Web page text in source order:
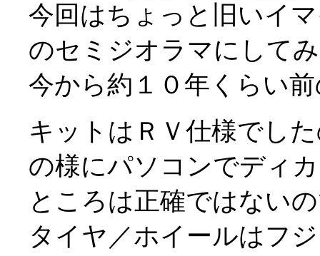
今回はちょっと旧いイ
のセミジオラマにして
今から約１０年くらい
キットはＲＶ仕様でし
の様にパソコンでディ
ところは正確ではない
タイヤ／ホイールはフ